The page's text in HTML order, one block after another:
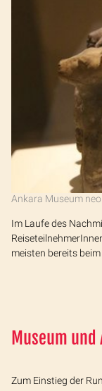
Ankara Museum
Im Laufe des
meisten bereits
Museum und
Zum Einstieg der